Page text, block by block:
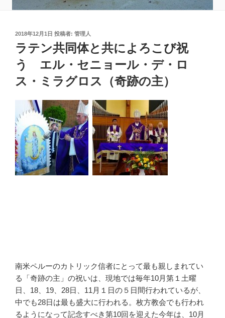
投
稿
日:
2018年12月1日 投稿者: 管理人
ラテン共同体と共によろこび祝
う エル・セニョール・デ・ロ
ス・ミラグロス（奇跡の主）
南米ペルーのカトリック信者にとって最も親しまれてい
る「奇跡の主」の祝いは、現地では毎年10月第１土曜
日、18、19、28日、11月１日の５日間行われているが、
中でも28日は最も盛大に行われる。枚方教会でも行われ
るようになって記念すべき第10回を迎えた今年は、10月